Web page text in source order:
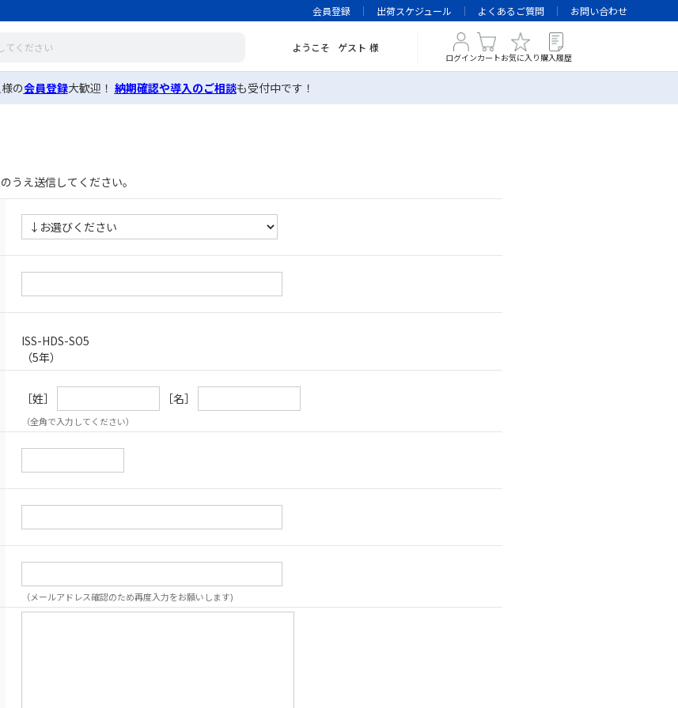
会員登録 出荷スケジュール よくあるご質問 お問い合わせ
ようこそ ゲスト 様
ログインカートお気に入り 購入履歴
の会員登録大歓迎！ 納期確認や導入のご相談も受付中です！
うえ送信してください。
ISS-HDS-SO5
（5年）
［姓］ ［名］
（全角で入力してください）
（メールアドレス確認のため再度入力をお願いします)